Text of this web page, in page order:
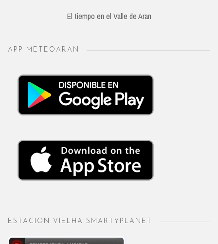
El tiempo en el Valle de Aran
APP METEOARAN
ESTACION VIELHA SMARTYPLANET